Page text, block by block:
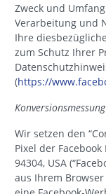
Zweck und
Verarbeitung und
Ihre
zum Schutz Ihrer
(https://
Wir setzen den
Pixel der Facebook
94304, USA
aus Ihrem